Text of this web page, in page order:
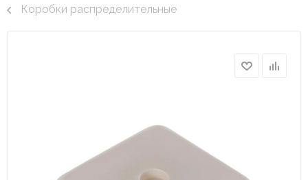
Коробки распределительные